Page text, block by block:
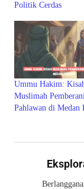
Politik Cerdas
Ummu Hakim:
Muslimah Pemberani,
Pahlawan di Medan